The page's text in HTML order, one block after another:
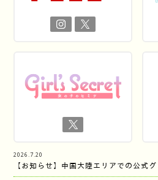
2026.7.20
【お知らせ】中国大陸エリアでの公式